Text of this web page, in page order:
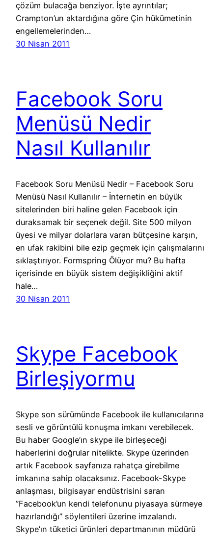
çözüm bulacağa benziyor. İşte ayrıntılar;
Crampton’un aktardığına göre Çin hükümetinin
engellemelerinden…
30 Nisan 2011
Facebook Soru
Menüsü Nedir
Nasıl Kullanılır
Facebook Soru Menüsü Nedir – Facebook Soru
Menüsü Nasıl Kullanılır – İnternetin en büyük
sitelerinden biri haline gelen Facebook için
duraksamak bir seçenek değil. Site 500 milyon
üyesi ve milyar dolarlara varan bütçesine karşın,
en ufak rakibini bile ezip geçmek için çalışmalarını
sıklaştırıyor. Formspring Ölüyor mu? Bu hafta
içerisinde en büyük sistem değişikliğini aktif
hale…
30 Nisan 2011
Skype Facebook
Birleşiyormu
Skype son sürümünde Facebook ile kullanıcılarına
sesli ve görüntülü konuşma imkanı verebilecek.
Bu haber Google’ın skype ile birleşeceği
haberlerini doğrular nitelikte. Skype üzerinden
artık Facebook sayfanıza rahatça girebilme
imkanına sahip olacaksınız. Facebook-Skype
anlaşması, bilgisayar endüstrisini saran
”Facebook’un kendi telefonunu piyasaya sürmeye
hazırlandığı” söylentileri üzerine imzalandı.
Skype’ın tüketici ürünleri departmanının müdürü